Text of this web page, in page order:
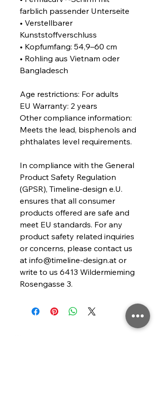
farblich passender Unterseite
• Verstellbarer
Kunststoffverschluss
• Kopfumfang: 54,9–60 cm
• Rohling aus Vietnam oder
Bangladesch
Age restrictions: For adults
EU Warranty: 2 years
Other compliance information:
Meets the lead, bisphenols and
phthalates level requirements.
In compliance with the General
Product Safety Regulation
(GPSR), Timeline-design e.U.
ensures that all consumer
products offered are safe and
meet EU standards. For any
product safety related inquiries
or concerns, please contact us
at info@timeline-design.at or
write to us 6413 Wildermieming
Rosengasse 3.